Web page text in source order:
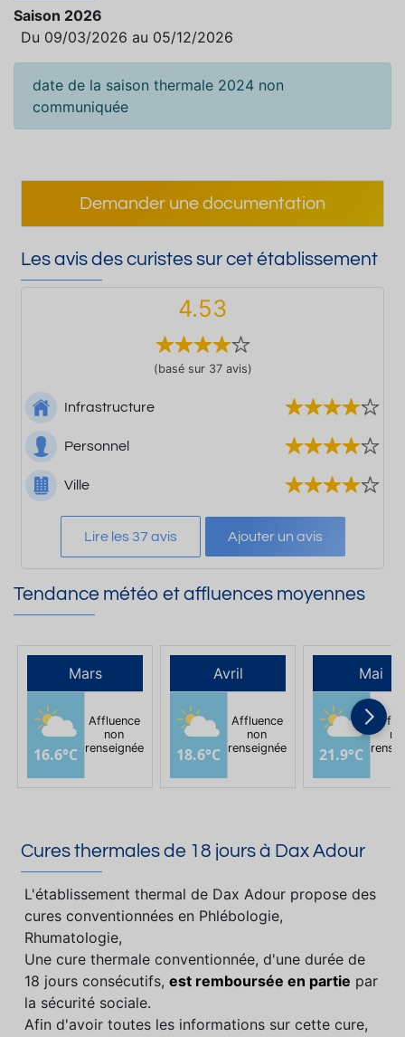
Saison 2026
Du 09/03/2026 au 05/12/2026
date de la saison thermale 2024 non
communiquée
Demander une documentation
Les avis des curistes sur cet établissement
4.53
(basé sur 37 avis)
Infrastructure
Personnel
Ville
Lire les 37 avis Ajouter un avis
Tendance météo et affluences moyennes
Mars
16.6°C
Affluence
non
renseignée
Avril
18.6°C
Affluence
non
renseignée
Mai
21.9°C
Cures thermales de 18 jours à Dax Adour
L'établissement thermal de Dax Adour propose des
cures conventionnées en Phlébologie,
Rhumatologie,
Une cure thermale conventionnée, d'une durée de
18 jours consécutifs, est remboursée en partie par
la sécurité sociale.
Afin d'avoir toutes les informations sur cette cure,